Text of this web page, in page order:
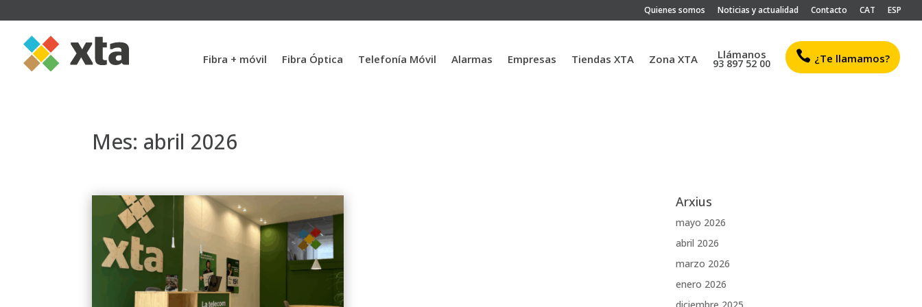
Quienes somos Noticias y actualidad Contacto CAT ESP
Fibra + móvil Fibra Óptica Telefonía Móvil Alarmas Empresas Tiendas XTA Zona XTA Llámanos
93 897 52 00
 ¿Te llamamos?
Mes: abril 2026
Arxius
mayo 2026
abril 2026
marzo 2026
enero 2026